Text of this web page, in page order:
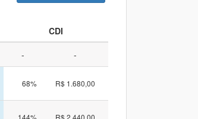
CDI
-
-
68% R$ 1.680,00